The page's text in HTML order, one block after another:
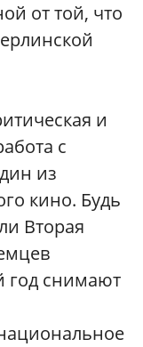
от той, что
и
с
из
кино. Будь
Вторая
год снимают